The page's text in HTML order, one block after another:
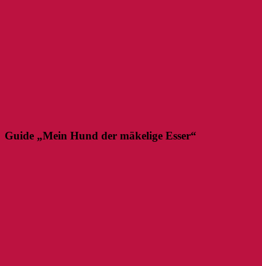
Guide „Mein Hund der mäkelige Esser“